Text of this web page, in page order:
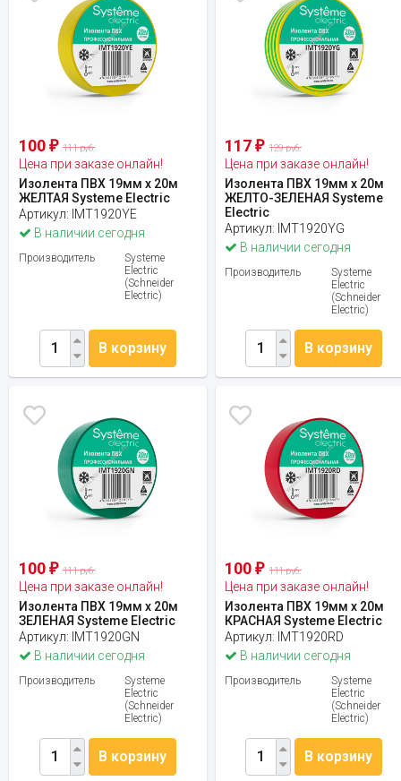
100 ₽ 111 руб.
Цена при заказе онлайн!
Изолента ПВХ 19мм х 20м
ЖЕЛТАЯ Systeme Electric
Артикул: IMT1920YE
В наличии сегодня
Производитель
Systeme
Electric
(Schneider
Electric)
В корзину
117₽ 129 руб.
Цена при заказе онлайн!
Изолента ПВХ 19мм х 20м
ЖЕЛТО-ЗЕЛЕНАЯ Systeme
Electric
Артикул: IMT1920YG
В наличии сегодня
Производитель
Systeme
Electric
(Schneider
Electric)
В корзину
100 ₽ 111 руб.
Цена при заказе онлайн!
Изолента ПВХ 19мм х 20м
ЗЕЛЕНАЯ Systeme Electric
Артикул: IMT1920GN
В наличии сегодня
Производитель
Systeme
Electric
(Schneider
Electric)
В корзину
100₽ 111 руб.
Цена при заказе онлайн!
Изолента ПВХ 19мм х 20м
КРАСНАЯ Systeme Electric
Артикул: IMT1920RD
В наличии сегодня
Производитель
Systeme
Electric
(Schneider
Electric)
В корзину